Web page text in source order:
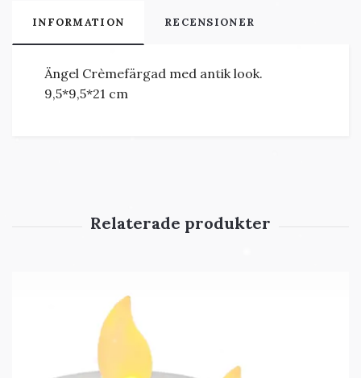
INFORMATION RECENSIONER
Ängel Crèmefärgad med antik look.
9,5*9,5*21 cm